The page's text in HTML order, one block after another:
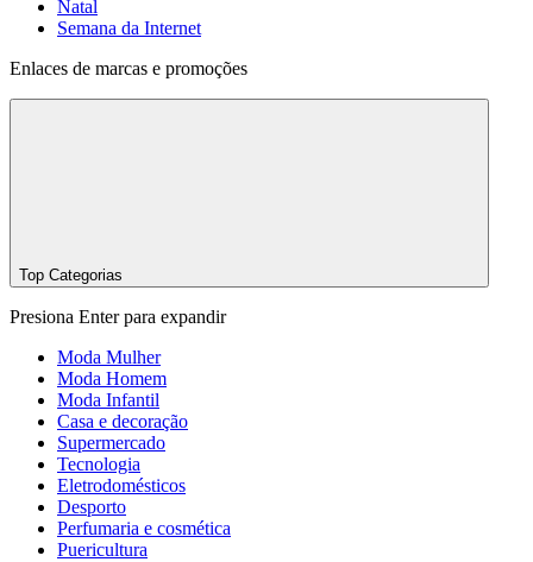
Natal
Semana da Internet
Enlaces de marcas e promoções
Top Categorias
Presiona Enter para expandir
Moda Mulher
Moda Homem
Moda Infantil
Casa e decoração
Supermercado
Tecnologia
Eletrodomésticos
Desporto
Perfumaria e cosmética
Puericultura